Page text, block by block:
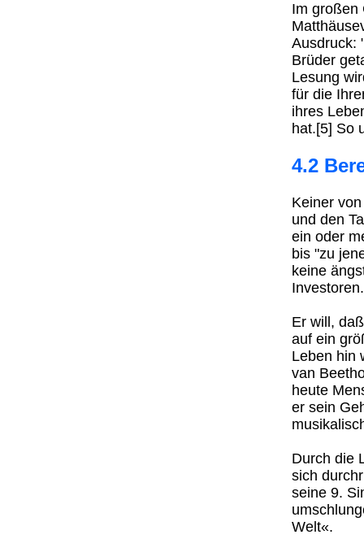
Im großen
Ausdruck:
Brüder
Lesung
für die
ihres
hat.[5] So
4.2
Keiner
und den
ein oder
bis "zu
keine
Investoren.
Er will,
auf ein
Leben hin
van
heute
er sein
Durch die
sich
seine 9.
Welt«.